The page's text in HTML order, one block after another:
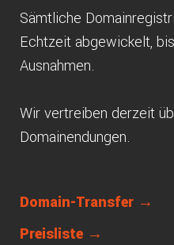
Sämtliche
Echtzeit abgewickelt,
Ausnahmen.
Wir vertreiben derzeit
Domainendungen.
Domain-Transfer →
Preisliste →